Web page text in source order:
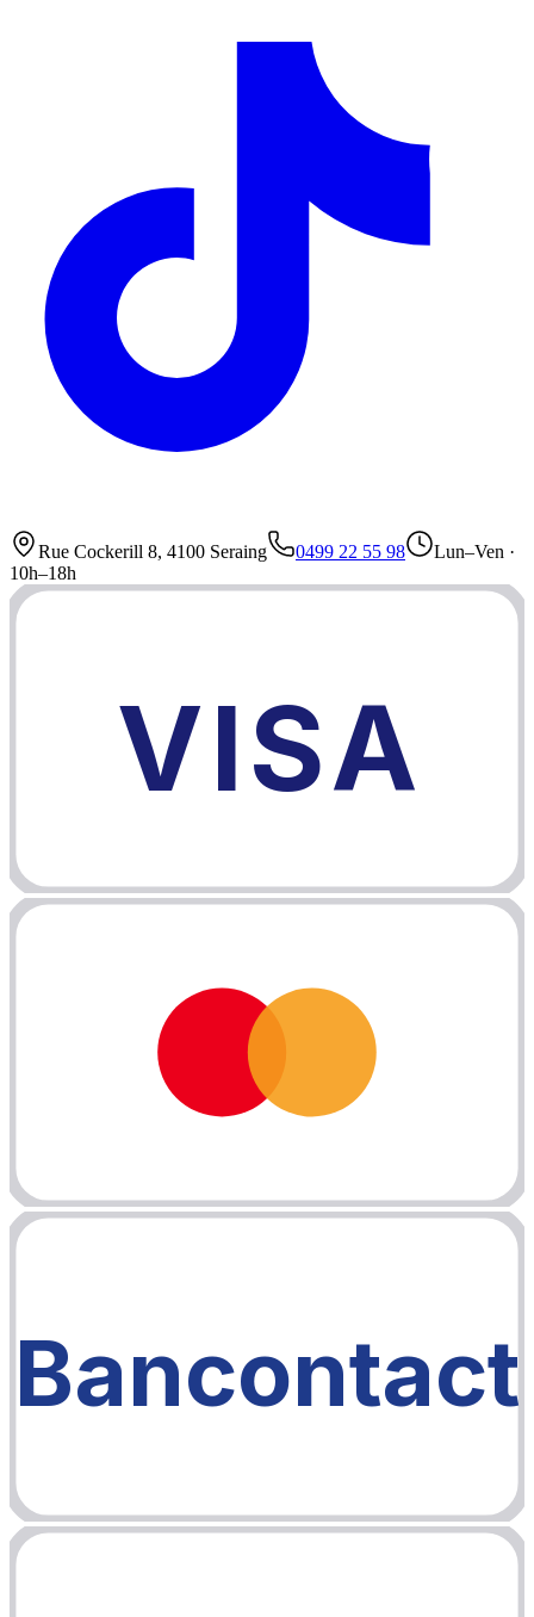
Rue Cockerill 8, 4100 Seraing 0499 22 55 98
Lun–Ven ·
10h–18h
VISA
Bancontact